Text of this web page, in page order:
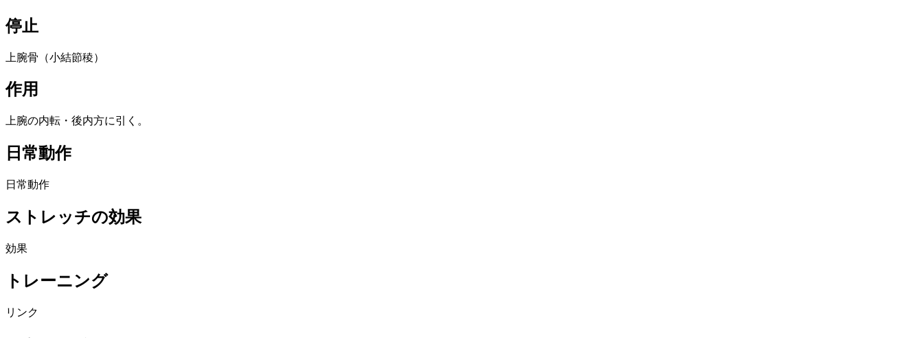
停止
上腕骨（小結節稜）
作用
上腕の内転・後内方に引く。
日常動作
日常動作
ストレッチの効果
効果
トレーニング
リンク